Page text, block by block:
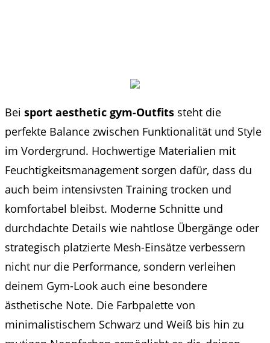
Bei sport aesthetic gym-Outfits steht die
perfekte Balance zwischen Funktionalität und Style
im Vordergrund. Hochwertige Materialien mit
Feuchtigkeitsmanagement sorgen dafür, dass du
auch beim intensivsten Training trocken und
komfortabel bleibst. Moderne Schnitte und
durchdachte Details wie nahtlose Übergänge oder
strategisch platzierte Mesh-Einsätze verbessern
nicht nur die Performance, sondern verleihen
deinem Gym-Look auch eine besondere
ästhetische Note. Die Farbpalette von
minimalistischem Schwarz und Weiß bis hin zu